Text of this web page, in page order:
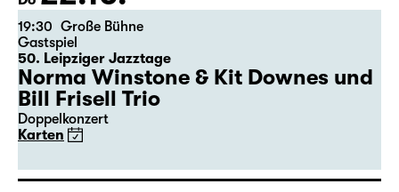
Do 22.10.
19:30
Große Bühne
Gastspiel
50. Leipziger Jazztage
Norma Winstone & Kit Downes und
Bill Frisell Trio